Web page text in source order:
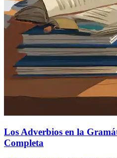
Los Adverbios en la
Completa